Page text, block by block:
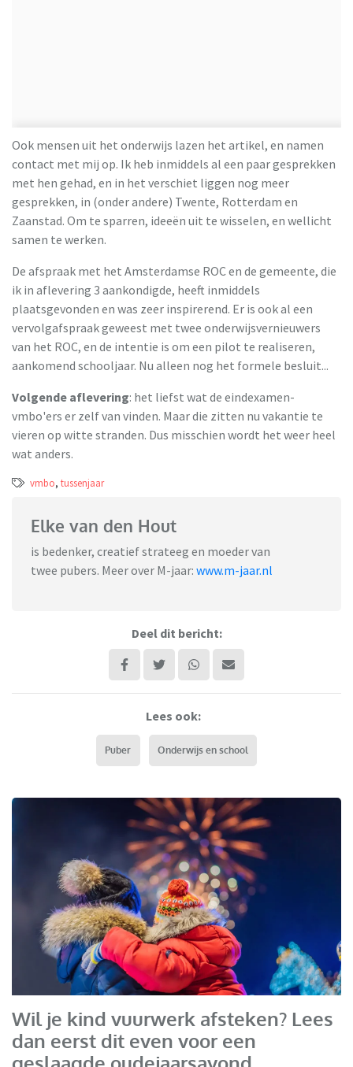
Ook mensen uit het onderwijs lazen het artikel, en namen
contact met mij op. Ik heb inmiddels al een paar gesprekken
met hen gehad, en in het verschiet liggen nog meer
gesprekken, in (onder andere) Twente, Rotterdam en
Zaanstad. Om te sparren, ideeën uit te wisselen, en wellicht
samen te werken.
De afspraak met het Amsterdamse ROC en de gemeente, die
ik in aflevering 3 aankondigde, heeft inmiddels
plaatsgevonden en was zeer inspirerend. Er is ook al een
vervolgafspraak geweest met twee onderwijsvernieuwers
van het ROC, en de intentie is om een pilot te realiseren,
aankomend schooljaar. Nu alleen nog het formele besluit...
Volgende aflevering: het liefst wat de eindexamen-
vmbo'ers er zelf van vinden. Maar die zitten nu vakantie te
vieren op witte stranden. Dus misschien wordt het weer heel
wat anders.
vmbo, tussenjaar
Elke van den Hout
is bedenker, creatief strateeg en moeder van
twee pubers. Meer over M-jaar: www.m-jaar.nl
Deel dit bericht:
Lees ook:
Puber Onderwijs en school
Wil je kind vuurwerk afsteken? Lees
dan eerst dit even voor een